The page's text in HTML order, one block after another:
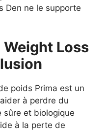
Den ne le supporte
Loss
poids Prima est un
à perdre du
sûre et biologique
à la perte de